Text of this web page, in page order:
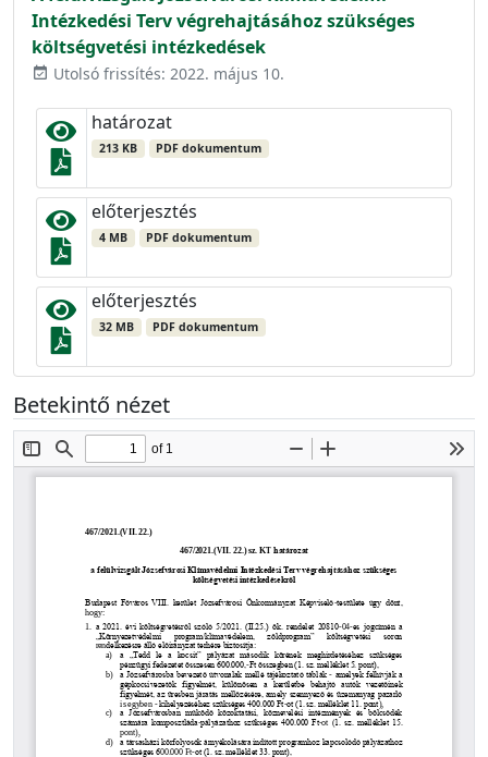
Intézkedési Terv végrehajtásához szükséges
költségvetési intézkedések
event_available Utolsó frissítés: 2022. május 10.
határozat
213 KB PDF dokumentum
előterjesztés
4 MB PDF dokumentum
előterjesztés
32 MB PDF dokumentum
Betekintő nézet